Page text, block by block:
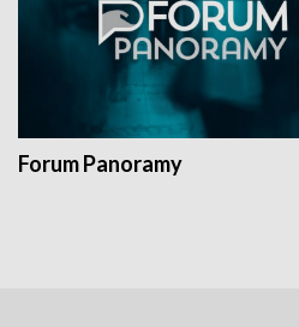
Forum Panoramy